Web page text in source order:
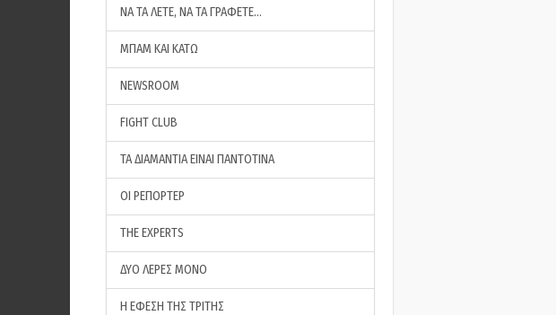
ΝΑ ΤΑ ΛΕΤΕ, ΝΑ ΤΑ ΓΡΑΦΕΤΕ…
ΜΠΑΜ ΚΑΙ ΚΑΤΩ
NEWSROOM
FIGHT CLUB
ΤΑ ΔΙΑΜΑΝΤΙΑ ΕΙΝΑΙ ΠΑΝΤΟΤΙΝΑ
ΟΙ ΡΕΠΟΡΤΕΡ
THE EXPERTS
ΔΥΟ ΛΕΡΕΣ ΜΟΝΟ
Η ΕΦΕΣΗ ΤΗΣ ΤΡΙΤΗΣ